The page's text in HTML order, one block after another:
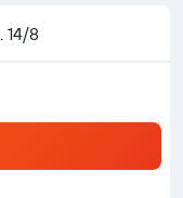
14/8